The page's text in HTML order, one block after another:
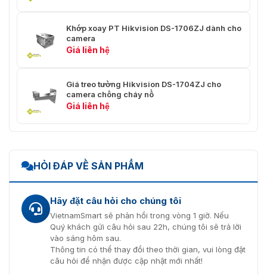
Khớp xoay PT Hikvision DS-1706ZJ dành cho
camera
Giá liên hệ
Giá treo tường Hikvision DS-1704ZJ cho
camera chống cháy nổ
Giá liên hệ
HỎI ĐÁP VỀ SẢN PHẨM
Hãy đặt câu hỏi cho chúng tôi
VietnamSmart sẽ phản hồi trong vòng 1 giờ. Nếu
Quý khách gửi câu hỏi sau 22h, chúng tôi sẽ trả lời
vào sáng hôm sau.
Thông tin có thể thay đổi theo thời gian, vui lòng đặt
câu hỏi để nhận được cập nhật mới nhất!